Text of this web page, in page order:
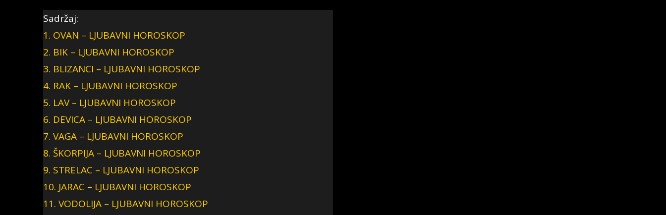
Sadržaj:
1. OVAN – LJUBAVNI HOROSKOP
2. BIK – LJUBAVNI HOROSKOP
3. BLIZANCI – LJUBAVNI HOROSKOP
4. RAK – LJUBAVNI HOROSKOP
5. LAV – LJUBAVNI HOROSKOP
6. DEVICA – LJUBAVNI HOROSKOP
7. VAGA – LJUBAVNI HOROSKOP
8. ŠKORPIJA – LJUBAVNI HOROSKOP
9. STRELAC – LJUBAVNI HOROSKOP
10. JARAC – LJUBAVNI HOROSKOP
11. VODOLIJA – LJUBAVNI HOROSKOP